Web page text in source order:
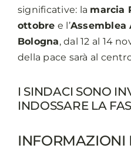
significative: la marcia
ottobre e l’Assemblea
Bologna, dal 12 al 14
della pace sarà al
I SINDACI SONO
INDOSSARE LA
INFORMAZIONI